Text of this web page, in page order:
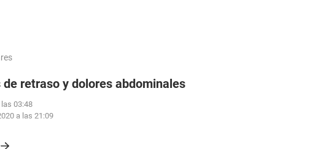
de retraso y dolores abdominales
03:48
a las 21:09